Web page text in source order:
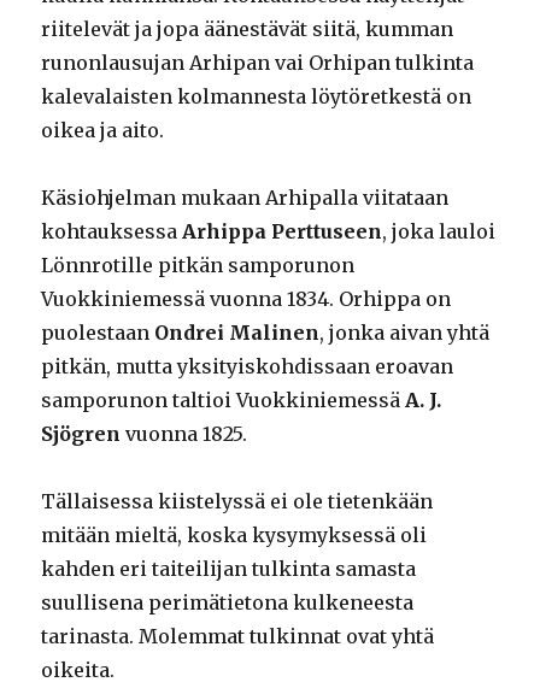
riitelevät ja jopa äänestävät siitä, kumman
runonlausujan Arhipan vai Orhipan tulkinta
kalevalaisten kolmannesta löytöretkestä on
oikea ja aito.
Käsiohjelman mukaan Arhipalla viitataan
kohtauksessaArhippa Perttuseen, joka lauloi
Lönnrotille pitkän samporunon
Vuokkiniemessä vuonna 1834. Orhippa on
puolestaan Ondrei Malinen, jonka aivan yhtä
pitkän, mutta yksityiskohdissaan eroavan
samporunon taltioi VuokkiniemessäA. J.
Sjögren vuonna 1825.
Tällaisessa kiistelyssä ei ole tietenkään
mitään mieltä, koska kysymyksessä oli
kahden eri taiteilijan tulkinta samasta
suullisena perimätietona kulkeneesta
tarinasta. Molemmat tulkinnat ovat yhtä
oikeita.